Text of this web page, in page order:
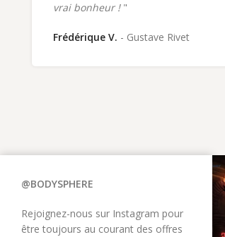
vrai bonheur ! "
Frédérique V. Gustave Rivet
@BODYSPHERE
Rejoignez-nous sur Instagram pour
être toujours au courant des offres